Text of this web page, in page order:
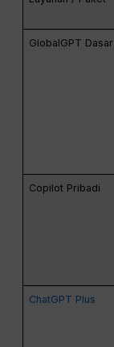
GlobalGPT Dasar
Copilot Pribadi
ChatGPT Plus